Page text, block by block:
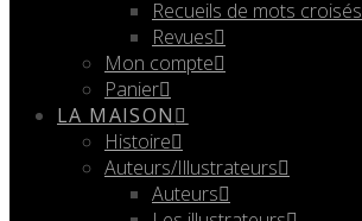
Recueils de mots croisés
Revues
Mon compte
Panier
LA MAISON
Histoire
Auteurs/Illustrateurs
Auteurs